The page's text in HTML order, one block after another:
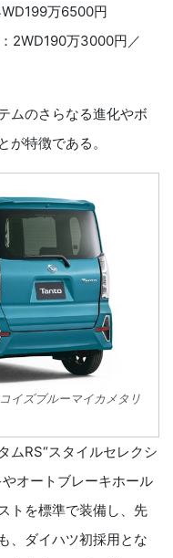
万6500円
2WD190万3000円／
ムのさらなる進化やボ
が特徴である。
イズブルーマイカメタリ
ムRS“スタイルセレクシ
オートブレーキホール
トを標準で装備し、先
、ダイハツ初採用とな